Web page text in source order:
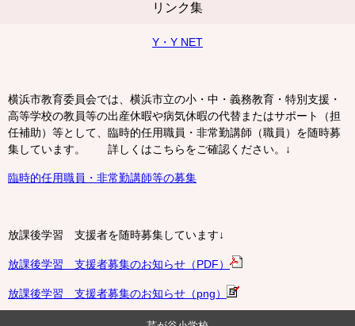
リンク集
Y・Y NET
横浜市教育委員会では、横浜市立の小・中・義務教育・特別支援・
高等学校の教員等の出産休暇や病気休暇の代替またはサポート（担
任補助）等として、臨時的任用職員・非常勤講師（職員）を随時募
集しています。 詳しくはこちらをご確認ください。↓
臨時的任用職員・非常勤講師等の募集
放課後学習 支援者を随時募集しています↓
放課後学習 支援者募集のお知らせ（PDF）
放課後学習 支援者募集のお知らせ（png）